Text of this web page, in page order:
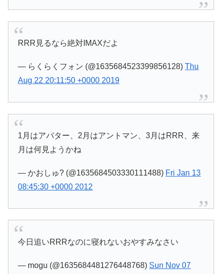
RRR見るなら絶対IMAXだよ
— らくらくフォン (@1635684523399856128)Thu
Aug 22 20:11:50 +0000 2019
1月はアバター、2月はアントマン、3月はRRR、来
月は何見ようかね
— かおしゅ? (@1635684503330111488) Fri Jan 13
08:45:30 +0000 2012
今日追いRRRなのに寝れないおやすみなさい
— mogu (@1635684481276448768) Sun Nov 07